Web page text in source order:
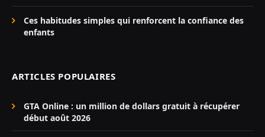
Ces habitudes simples qui renforcent la confiance des
enfants
ARTICLES POPULAIRES
GTA Online : un million de dollars gratuit à récupérer
début août 2026